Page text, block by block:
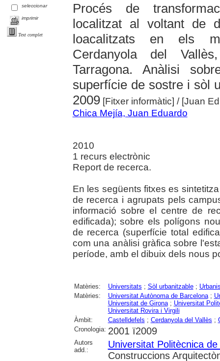
seleccionar
imprimir
Text complet
Procés de
localitzat al voltant de
loacalitzats en els
Cerdanyola del
Tarragona. Anàlisi
superfície de sostre i sòl
2009[Fitxer informàtic] / [Juan
Chica Mejía, Juan Eduardo
2010
1 recurs electrònic
Report de recerca.
En les següents fitxes es
de recerca i agrupats pels
informació sobre el centre de
edificada); sobre els polígons
de recerca (superfície total
com una anàlisi gràfica sobre
període, amb el dibuix dels nous
Matèries: Universitats ; Sòl urbanitzable;
Matèries:
Universitat Autònoma de Barcelona;
Universitat de Girona; Universitat
Universitat Rovira i Virgili
Àmbit:
Castelldefels ; Cerdanyola del Vallès ;
Cronologia: 2001 ï2009
Autors
add.:
Universitat Politècnica
Construccions